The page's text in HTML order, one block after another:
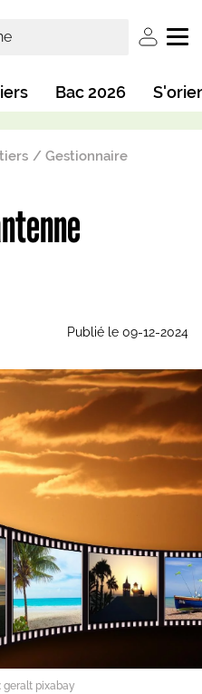
User
Bac 2026
Gestionnaire
Publié le 09-12-2024
geralt pixabay